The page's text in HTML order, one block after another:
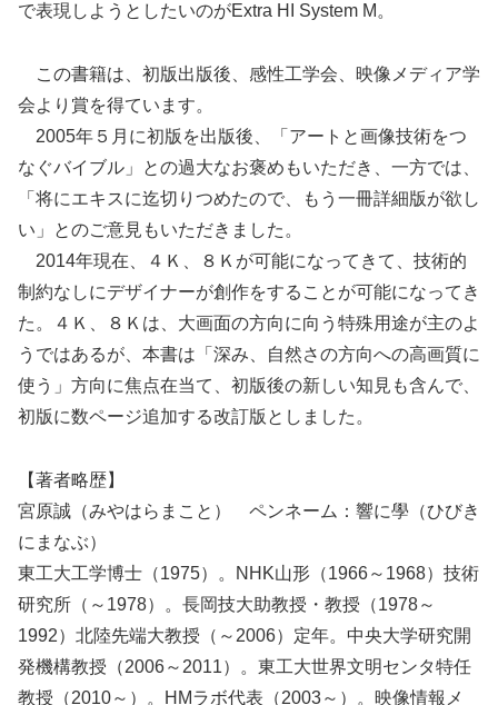
で表現しようとしたいのがExtra HI System M。
この書籍は、初版出版後、感性工学会、映像メディア学
会より賞を得ています。
2005年５月に初版を出版後、「アートと画像技術をつ
なぐバイブル」との過大なお褒めもいただき、一方では、
「将にエキスに迄切りつめたので、もう一冊詳細版が欲し
い」とのご意見もいただきました。
2014年現在、４Ｋ、８Ｋが可能になってきて、技術的
制約なしにデザイナーが創作をすることが可能になってき
た。４Ｋ、８Ｋは、大画面の方向に向う特殊用途が主のよ
うではあるが、本書は「深み、自然さの方向への高画質に
使う」方向に焦点在当て、初版後の新しい知見も含んで、
初版に数ページ追加する改訂版としました。
【著者略歴】
宮原誠（みやはらまこと） ペンネーム：響に學（ひびき
にまなぶ）
東工大工学博士（1975）。NHK山形（1966～1968）技術
研究所（～1978）。長岡技大助教授・教授（1978～
1992）北陸先端大教授（～2006）定年。中央大学研究開
発機構教授（2006～2011）。東工大世界文明センタ特任
教授（2010～）。HMラボ代表（2003～）。映像情報メ